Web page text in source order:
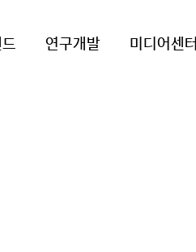
연구개발 미디어센터